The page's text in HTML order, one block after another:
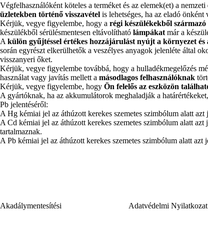
Végfelhasználóként köteles a terméket és az elemek(et) a
üzletekben történő visszavétel is lehetséges, ha az eladó
Kérjük, vegye figyelembe, hogy a régi készülékekből
készülékből sérülésmentesen eltávolítható lámpákat már a
A külön gyűjtéssel értékes hozzájárulást nyújt a környezet és
során egyrészt elkerülhetők a veszélyes anyagok jelenléte által
visszanyeri őket.
Kérjük, vegye figyelembe továbbá, hogy a hulladékmegelőzés
használat vagy javítás mellett a másodlagos felhasználóknak
Kérjük, vegye figyelembe, hogy Ön felelős az eszközön
A gyártóknak, ha az akkumulátorok meghaladják a
Pb jelentéséről:
A Hg kémiai jel az áthúzott kerekes szemetes szimbólum alatt
A Cd kémiai jel az áthúzott kerekes szemetes szimbólum alatt
tartalmaznak.
A Pb kémiai jel az áthúzott kerekes szemetes szimbólum alatt
Akadálymentesítési Adatvédelmi Nyilatkozat